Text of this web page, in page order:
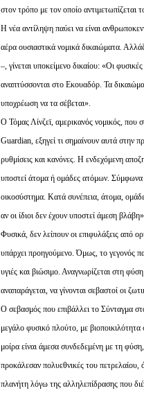
στον τρόπο με τον οποίο αντιμετωπίζεται
Η νέα αντίληψη παύει να είναι
αέρα ουσιαστικά νομικά δικαιώματα.
–, γίνεται υποκείμενο δικαίου: «Οι
αναπτύσσονται στο Εκουαδόρ. Τα
υποχρέωση να τα σέβεται».
Ο Τόμας Λίνζεϊ, αμερικανός νομικός, που
Guardian, εξηγεί τι σημαίνουν αυτά στην
ρυθμίσεις και κανόνες. Η ενδεχόμενη
υποστεί άτομα ή ομάδες ατόμων. Σύμφωνα
οικοσύστημα. Κατά συνέπεια, άτομα,
αν οι ίδιοι δεν έχουν υποστεί άμεση
Φυσικά, δεν λείπουν οι επιφυλάξεις από
υπάρχει προηγούμενο. Όμως, το γεγονός
υγιές και βιώσιμο. Αναγνωρίζεται στη
αναπαράγεται, να γίνονται σεβαστοί οι
Ο σεβασμός που επιβάλλει το Σύνταγμα
μεγάλο φυσικό πλούτο, με
μοίρα είναι άμεσα συνδεδεμένη με τη
προκάλεσαν πολυεθνικές του πετρελαίου,
πλανήτη λόγω της αλληλεπίδρασης που